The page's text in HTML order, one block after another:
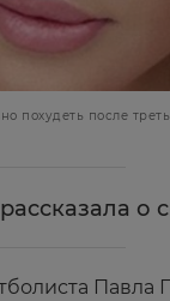
похудеть после
о